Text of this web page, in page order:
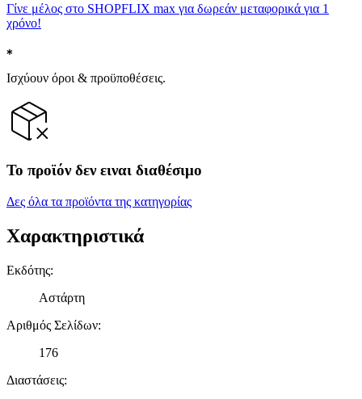
Γίνε μέλος στο SHOPFLIX max για δωρεάν μεταφορικά για 1
χρόνο!
Ισχύουν όροι & προϋποθέσεις.
Το προϊόν δεν ειναι διαθέσιμο
Δες όλα τα προϊόντα της κατηγορίας
Χαρακτηριστικά
Εκδότης:
Αστάρτη
Αριθμός Σελίδων:
176
Διαστάσεις: